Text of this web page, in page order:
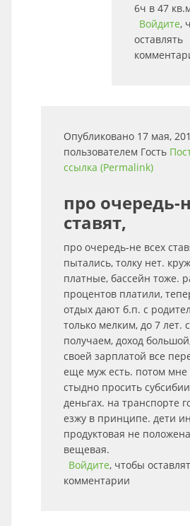
6ч в 47
Войдите,
оставлять
Опубликовано 17 мая,
пользователем Гость
ссылка (Permalink)
про очередь-
ставят,
про очередь-не всех
пытались, толку нет.
платные, бассейн тоже.
процентов платили,
отдых дают б.п. с
только мелким, до 7 лет.
получаем, доход
своей зарплатой все
еще муж есть. потом мне
стыдно просить
деньгах. на транспорте
езжу в принципе. дети
продуктовая не
вещевая.
Войдите, чтобы
комментарии